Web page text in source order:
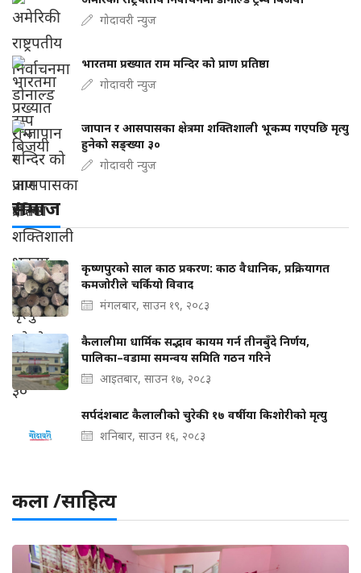
गोदावरी न्युज
भारतमा प्रख्यात राम मन्दिर को प्राण प्रतिष्ठा
गोदावरी न्युज
जापान र आसपासका क्षेत्रमा शक्तिशाली भूकम्प गएपछि मृत्यु
हुनेको सङ्ख्या ३०
गोदावरी न्युज
समाज
कृष्णपुरको साल काठ प्रकरण: काठ वैधानिक, प्रक्रियागत
कमजोरीले चर्कियो विवाद
मंगलबार, साउन १९, २०८३
कैलालीमा धार्मिक सद्भाव कायम गर्न तीनबुँदे निर्णय,
पालिका–वडामा समन्वय समिति गठन गरिने
आइतबार, साउन १७, २०८३
सर्पदंशबाट कैलालीको चुरेकी १७ वर्षीया किशोरीको मृत्यु
शनिबार, साउन १६, २०८३
कला /साहित्य